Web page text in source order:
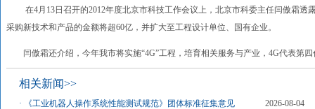
在4月13日召开的2012年度北京市科技工作会议上，北京市科委主任闫傲霜透
采购新技术和产品的金额将超60亿，并扩大至工程设计单位、国有企业。
闫傲霜还介绍，今年我市将实施“4G”工程，培育相关服务与产业，4G代表第四
相关新闻>>
· 《工业机器人操作系统性能测试规范》团体标准征集意见
2026-08-04